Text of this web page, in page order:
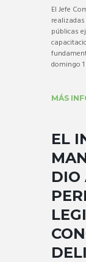
El Jefe
públicas
domingo 1
MÁS
EL
DIO